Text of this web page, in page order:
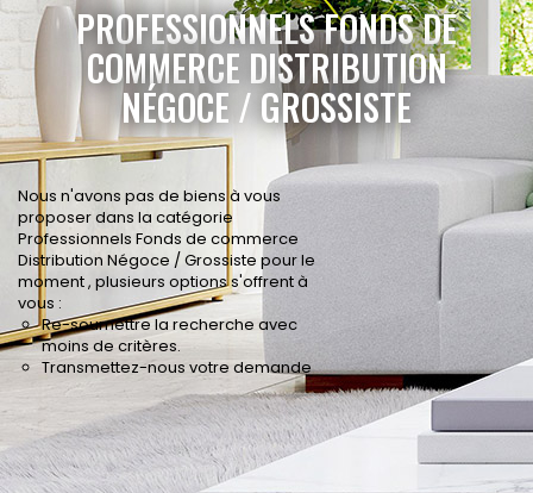
PROFESSIONNELS FONDS DE
COMMERCE DISTRIBUTION
NÉGOCE / GROSSISTE
Nous n'avons pas de biens à vous
proposer dans la catégorie
Professionnels Fonds de commerce
Distribution Négoce / Grossiste pour le
moment , plusieurs options s'offrent à
vous :
Re-soumettre la recherche avec
moins de critères.
Transmettez-nous votre demande